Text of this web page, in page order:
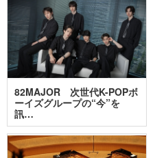
82MAJOR 次世代K-POPボ
ーイズグループの“今”を
訊…